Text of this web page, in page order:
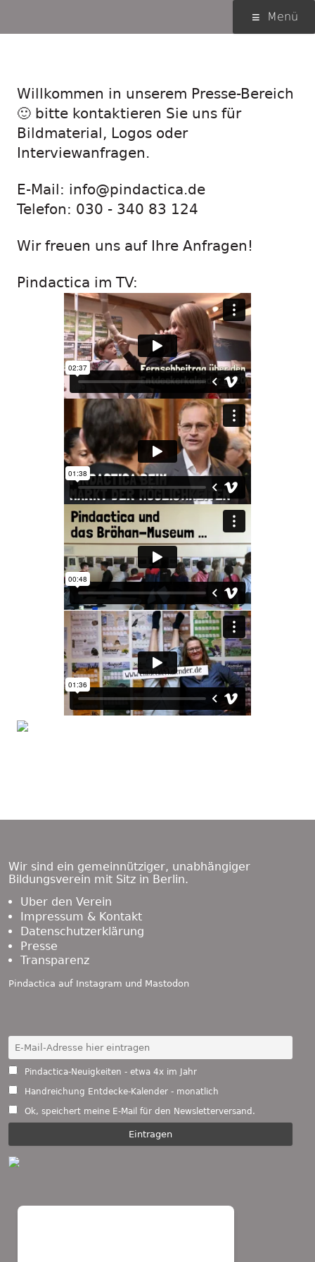
Menü
Menü
Willkommen in unserem Presse-Bereich
🙂 bitte kontaktieren Sie uns für
Bildmaterial, Logos oder
Interviewanfragen.
E-Mail: info@pindactica.de
Telefon: 030 - 340 83 124
Wir freuen uns auf Ihre Anfragen!
Pindactica im TV:
Wir sind ein gemeinnütziger, unabhängiger
Bildungsverein mit Sitz in Berlin.
Über den Verein
Impressum & Kontakt
Datenschutzerklärung
Presse
Transparenz
Pindactica auf Instagram und Mastodon
Pindactica-Neuigkeiten - etwa 4x im Jahr
Handreichung Entdecke-Kalender - monatlich
Ok, speichert meine E-Mail für den Newsletterversand.